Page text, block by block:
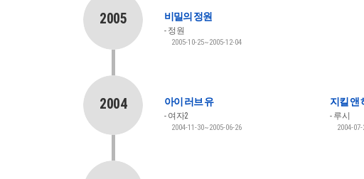
2005 비밀의 정원
정원
2005-10-25~2005-12-04
2004 아이 러브 유
여자2
2004-11-30~2005-06-26
지킬 앤
루시
2004-